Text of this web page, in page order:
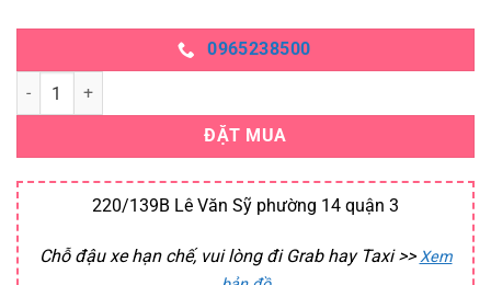
0965238500
Trang phục Thái Lan số lượng
ĐẶT MUA
220/139B Lê Văn Sỹ phường 14 quận 3
Chỗ đậu xe hạn chế, vui lòng đi Grab hay Taxi>>Xem